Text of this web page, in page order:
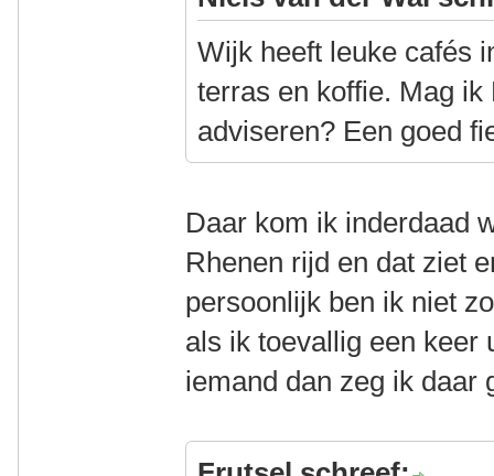
Wijk heeft leuke cafés
terras en koffie. Mag
adviseren? Een goed
Daar kom ik inderdaad
Rhenen rijd en dat ziet
persoonlijk ben ik niet
als ik toevallig een keer
iemand dan zeg ik